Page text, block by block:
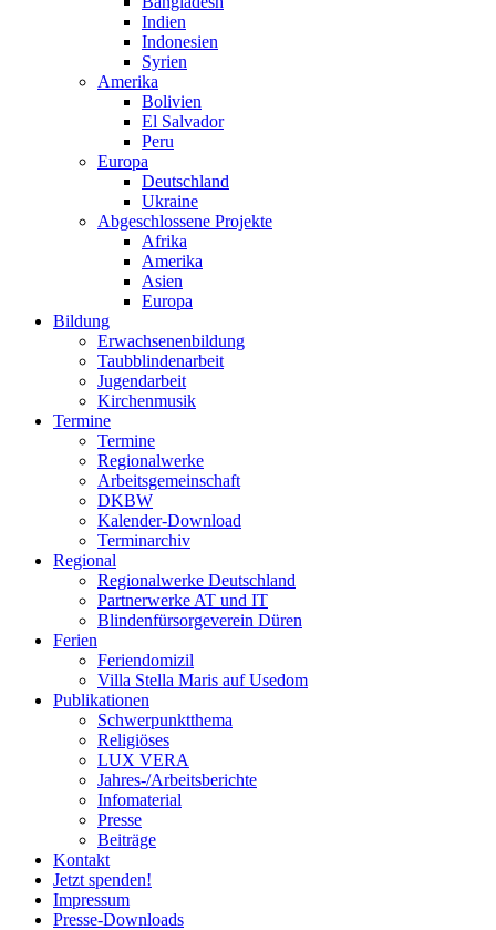
Indien
Indonesien
Syrien
Amerika
Bolivien
El Salvador
Peru
Europa
Deutschland
Ukraine
Abgeschlossene Projekte
Afrika
Amerika
Asien
Europa
Bildung
Erwachsenenbildung
Taubblindenarbeit
Jugendarbeit
Kirchenmusik
Termine
Termine
Regionalwerke
Arbeitsgemeinschaft
DKBW
Kalender-Download
Terminarchiv
Regional
Regionalwerke Deutschland
Partnerwerke AT und IT
Blindenfürsorgeverein Düren
Ferien
Feriendomizil
Villa Stella Maris auf Usedom
Publikationen
Schwerpunktthema
Religiöses
LUX VERA
Jahres-/​Arbeitsberichte
Infomaterial
Presse
Beiträge
Kontakt
Jetzt spenden!
Impressum
Presse-Downloads